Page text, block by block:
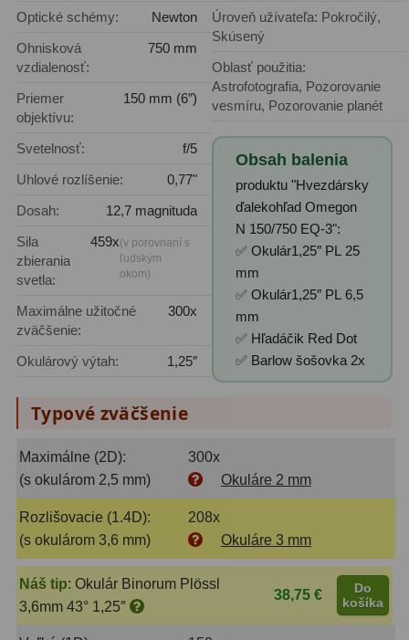
Planetárne kamery 19
Deep-Sky kamery 28
T-krúžky
Adaptéry M4833
Filtry L-RGB
Filtry Pass6
Filtry Block10
Filtrové kolesá a rámy
Rovnače a reduktory
Pointácia a zaostrenie
Kalibrace8
ADC, Tilting14
Optické schémy:
Newton
Ohnisková
vzdialenosť:
750 mm
Priemer
objektívu:
150 mm (6″)
Svetelnosť:
f/5
Uhlové rozlíšenie:
0,77"
Dosah:
12,7 magnituda
Sila
zbierania
svetla:
459x(v porovnaní s
ľudským
okom)
Maximálne užitočné
zväčšenie:
300x
Okulárový výtah: 1,25″
Úroveň užívateľa: Pokročilý,
Skúsený
Oblasť použitia:
Astrofotografia, Pozorovanie
vesmíru, Pozorovanie planét
Obsah balenia
produktu "Hvezdársky
ďalekohľad Omegon
N 150/750 EQ-3":
✅ Okulár1,25″ PL 25
mm
✅ Okulár1,25″ PL 6,5
mm
✅ Hľadáčik Red Dot
✅ Barlow šošovka 2x
Typové zväčšenie
Maximálne (2D):
300x
(s okulárom 2,5 mm)
Okuláre 2 mm
Rozlišovacie (1.4D):
208x
(s okulárom 3,6 mm)
Okuláre 3 mm
Náš tip: Okulár Binorum Plössl
3,6mm 43° 1,25″
38,75 €
Do
košíka